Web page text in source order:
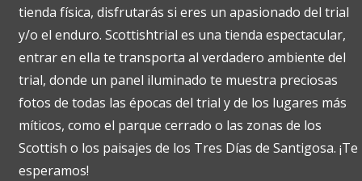
tienda física, disfrutarás si eres un apasionado del trial
y/o el enduro. Scottishtrial es una tienda espectacular,
entrar en ella te transporta al verdadero ambiente del
trial, donde un panel iluminado te muestra preciosas
fotos de todas las épocas del trial y de los lugares más
míticos, como el parque cerrado o las zonas de los
Scottish o los paisajes de los Tres Días de Santigosa. ¡Te
esperamos!